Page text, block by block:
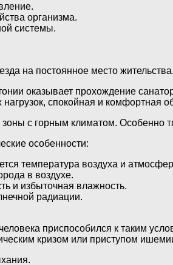
организма.
системы.
на постоянное место
оказывает прохождение
спокойная и комфортная
с горным климатом. Особенно
особенности:
температура воздуха и
в воздухе.
и избыточная влажность.
радиации.
приспособился к таким
кризом или приступом